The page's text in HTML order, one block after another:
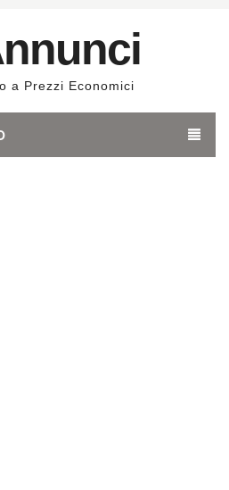
a Prezzi Economici